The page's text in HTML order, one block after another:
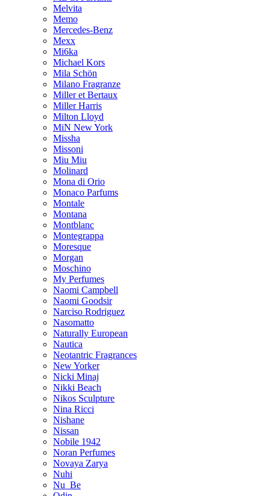
Melvita
Memo
Mercedes-Benz
Mexx
Mi6ka
Michael Kors
Mila Schön
Milano Fragranze
Miller et Bertaux
Miller Harris
Milton Lloyd
MiN New York
Missha
Missoni
Miu Miu
Molinard
Mona di Orio
Monaco Parfums
Montale
Montana
Montblanc
Montegrappa
Moresque
Morgan
Moschino
My Perfumes
Naomi Campbell
Naomi Goodsir
Narciso Rodriguez
Nasomatto
Naturally European
Nautica
Neotantric Fragrances
New Yorker
Nicki Minaj
Nikki Beach
Nikos Sculpture
Nina Ricci
Nishane
Nissan
Nobile 1942
Noran Perfumes
Novaya Zarya
Nuhi
Nu_Be